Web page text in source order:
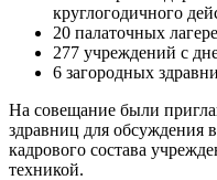
круглогодичного
20 палаточных
277 учреждений с
6 загородных
На совещание были
здравниц для обсуждения
кадрового состава
техникой.